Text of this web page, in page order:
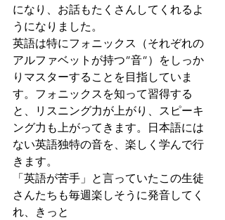
になり、お話もたくさんしてくれるよ
うになりました。
英語は特にフォニックス（それぞれの
アルファベットが持つ”音”）をしっか
りマスターすることを目指していま
す。フォニックスを知って習得する
と、リスニング力が上がり、スピーキ
ング力も上がってきます。日本語には
ない英語独特の音を、楽しく学んで行
きます。
「英語が苦手」と言っていたこの生徒
さんたちも毎週楽しそうに発音してく
れ、
きっと